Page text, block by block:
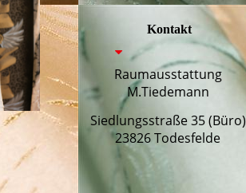
Kontakt
Raumausstattung
M.Tiedemann
Siedlungsstraße 35 (Büro)
23826 Todesfelde